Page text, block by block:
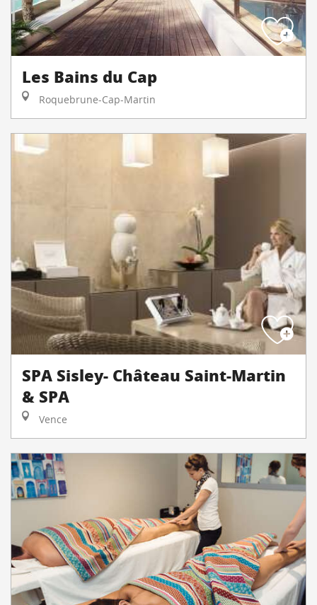
Les Bains du Cap
Roquebrune-Cap-Martin
SPA Sisley- Château Saint-Martin
& SPA
Vence